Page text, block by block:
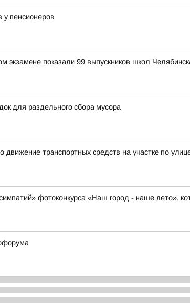
пенсионеров
показали 99 выпускников школ
для раздельного сбора мусора
транспортных средств на участке по
фотоконкурса «Наш город - наше лето»,